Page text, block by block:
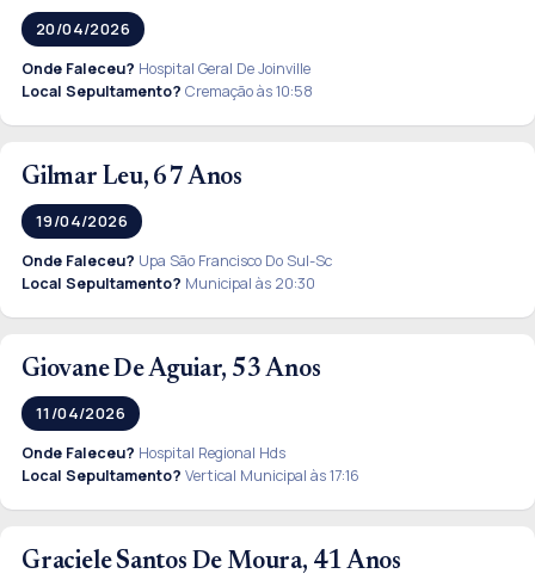
20/04/2026
Onde Faleceu? Hospital Geral De Joinville
Local Sepultamento? Cremação às 10:58
Gilmar Leu, 67 Anos
19/04/2026
Onde Faleceu? Upa São Francisco Do Sul-Sc
Local Sepultamento? Municipal às 20:30
Giovane De Aguiar, 53 Anos
11/04/2026
Onde Faleceu? Hospital Regional Hds
Local Sepultamento? Vertical Municipal às 17:16
Graciele Santos De Moura, 41 Anos